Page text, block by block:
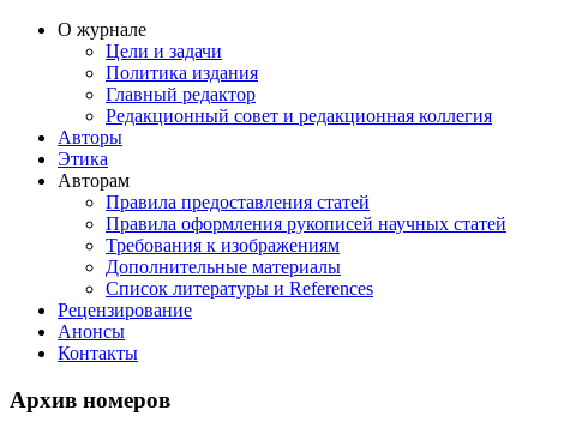
О журнале
Цели и задачи
Политика издания
Главный редактор
Редакционный совет и редакционная коллегия
Авторы
Этика
Авторам
Правила предоставления статей
Правила оформления рукописей научных статей
Требования к изображениям
Дополнительные материалы
Список литературы и References
Рецензирование
Анонсы
Контакты
Архив номеров